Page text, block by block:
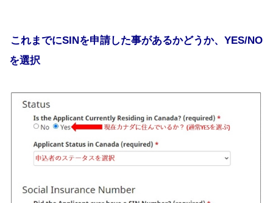
これまでにSINを申請した事があるかどうか、YES/NO
を選択